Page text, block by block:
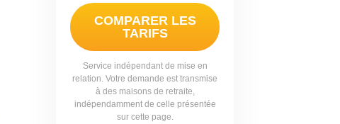
COMPARER LES
TARIFS
Service indépendant de mise en
relation. Votre demande est transmise
à des maisons de retraite,
indépendamment de celle présentée
sur cette page.